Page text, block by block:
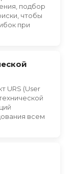
подбор
чтобы
при
URS (User
всем